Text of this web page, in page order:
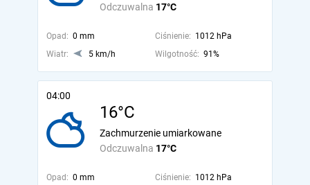
Odczuwalna 17°C
Opad: 0 mm Ciśnienie: 1012 hPa
Wiatr:
5 km/h Wilgotność: 91%
04:00
16°C
Odczuwalna 17°C
Zachmurzenie umiarkowane
Opad: 0 mm Ciśnienie: 1012 hPa